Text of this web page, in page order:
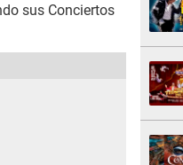
sus Conciertos